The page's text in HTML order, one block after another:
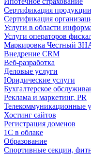
Сертификация
Сертификация
Услуги в области
Услуги операторов
Маркировка Честный
Внедрение CRM
Веб-разработка
Деловые услуги
Юридические услуги
Бухгалтерское
Реклама и маркетинг, PR
Телекоммуникационные
Хостинг сайтов
Регистрация доменов
1С в облаке
Образование
Спортивные секции,